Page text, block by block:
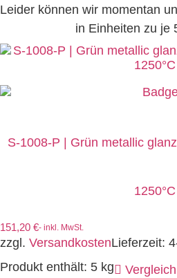
Leider können wir momentan
in Einheiten zu je
S-1008-P | Grün metallic
1250°C
151,20 €- inkl. MwSt.
zzgl. VersandkostenLieferzeit:
Produkt enthält: 5 kg Vergleich